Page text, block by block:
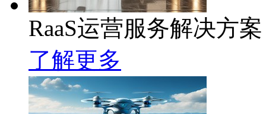
RaaS运营服务解决方案
了解更多